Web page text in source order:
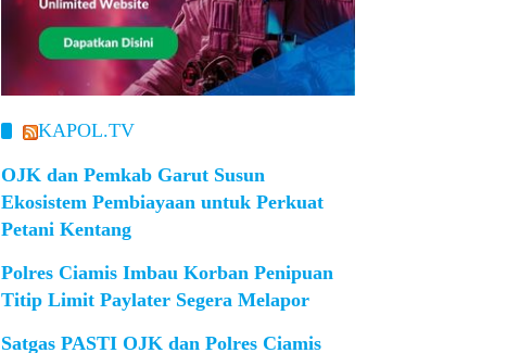
KAPOL.TV
OJK dan Pemkab Garut Susun
Ekosistem Pembiayaan untuk Perkuat
Petani Kentang
Polres Ciamis Imbau Korban Penipuan
Titip Limit Paylater Segera Melapor
Satgas PASTI OJK dan Polres Ciamis